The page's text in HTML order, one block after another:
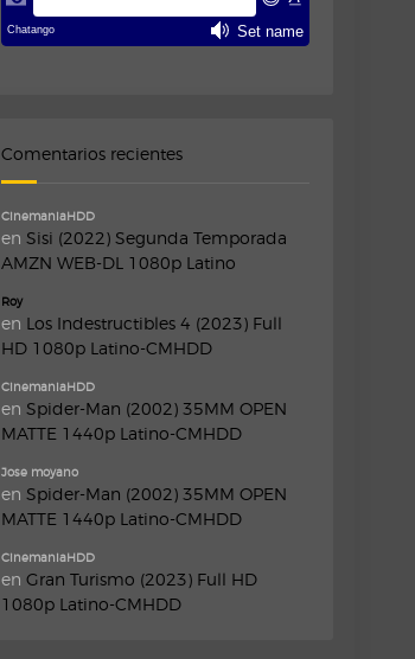
Comentarios recientes
CinemaniaHDD
en Sisi (2022) Segunda Temporada
AMZN WEB-DL 1080p Latino
Roy
en Los Indestructibles 4 (2023) Full
HD 1080p Latino-CMHDD
CinemaniaHDD
en Spider-Man (2002) 35MM OPEN
MATTE 1440p Latino-CMHDD
Jose moyano
en Spider-Man (2002) 35MM OPEN
MATTE 1440p Latino-CMHDD
CinemaniaHDD
en Gran Turismo (2023) Full HD
1080p Latino-CMHDD